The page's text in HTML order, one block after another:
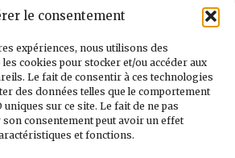
le consentement
expériences, nous utilisons des
cookies pour stocker et/ou accéder aux
Le fait de consentir à ces technologies
des données telles que le comportement
sur ce site. Le fait de ne pas
consentement peut avoir un effet
et fonctions.